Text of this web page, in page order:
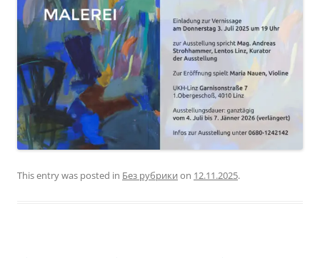
This entry was posted in Без рубрики on 12.11.2025.